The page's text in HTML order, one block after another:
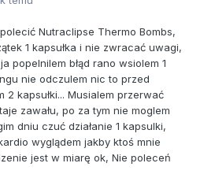
Nutraclipse Thermo Bombs,
1 kapsułka i nie zwracać uwagi,
popelnilem błąd rano wsiolem 1
nie odczulem nic to przed
2 kapsułki... Musialem przerwać
zawału, po za tym nie moglem
dniu czuć działanie 1 kapsulki,
wyglądem jakby ktoś mnie
jest w miarę ok, Nie poleceń